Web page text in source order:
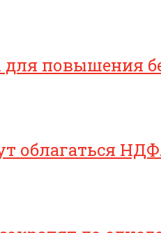
повышения
облагаться